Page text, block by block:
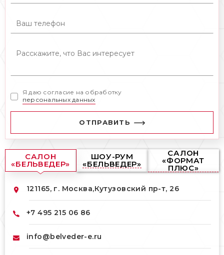
Я даю согласие на обработку
персональных данных
ОТПРАВИТЬ
САЛОН
«БЕЛЬВЕДЕР»
ШОУ-РУМ
«БЕЛЬВЕДЕР»
САЛОН
«ФОРМАТ
ПЛЮС»
121165, г. Москва,Кутузовский пр-т, 26
+7 495 215 06 86
info@belveder-e.ru